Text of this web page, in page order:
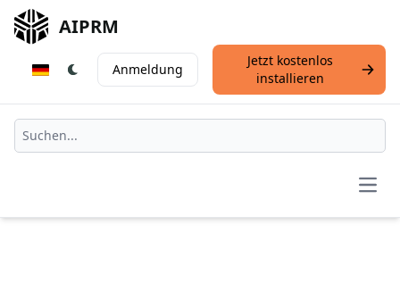
AIPRM
Anmeldung
Jetzt kostenlos
installieren